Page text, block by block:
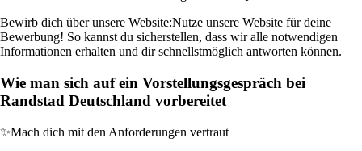
Bewirb dich über unsere Website:Nutze unsere Website für deine
Bewerbung! So kannst du sicherstellen, dass wir alle notwendigen
Informationen erhalten und dir schnellstmöglich antworten können.
Wie man sich auf ein Vorstellungsgespräch bei
Randstad Deutschland vorbereitet
✨Mach dich mit den Anforderungen vertraut